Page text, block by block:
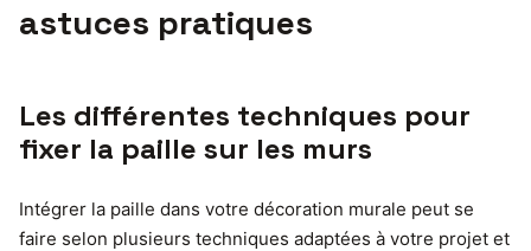
astuces pratiques
Les différentes techniques pour
fixer la paille sur les murs
Intégrer la paille dans votre décoration murale peut se
faire selon plusieurs techniques adaptées à votre projet et